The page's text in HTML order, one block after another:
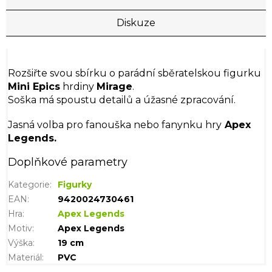
Diskuze
Rozšiřte svou sbírku o parádní sběratelskou figurku
Mini Epics hrdiny Mirage.
Soška má spoustu detailů a úžasné zpracování.
Jasná volba pro fanouška nebo fanynku hry Apex
Legends.
Doplňkové parametry
Kategorie:
Figurky
EAN:
9420024730461
Hra:
Apex Legends
Motiv:
Apex Legends
Výška:
19 cm
Materiál: PVC